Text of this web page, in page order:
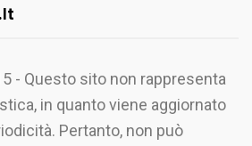
- Questo sito non rappresenta
in quanto viene aggiornato
Pertanto, non può